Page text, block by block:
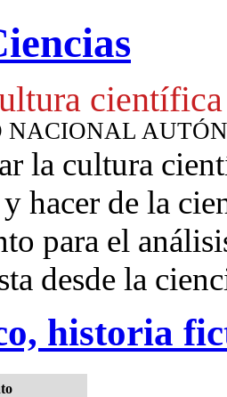
científica
NACIONAL
la cultura
hacer de la
para el
desde la
historia